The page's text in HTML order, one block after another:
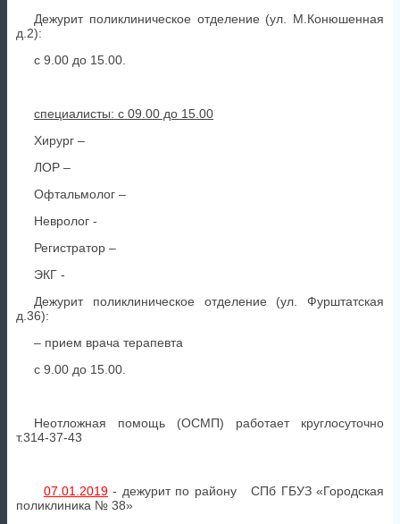
Дежурит поликлиническое отделение (ул. М.Конюшенная
д.2):
с 9.00 до 15.00.
специалисты: с 09.00 до 15.00
Хирург –
ЛОР –
Офтальмолог –
Невролог -
Регистратор –
ЭКГ -
Дежурит поликлиническое отделение (ул. Фурштатская
д.36):
– прием врача терапевта
с 9.00 до 15.00.
Неотложная помощь (ОСМП) работает круглосуточно
т.314-37-43
07.01.2019- дежурит по району СПб ГБУЗ «Городская
поликлиника № 38»